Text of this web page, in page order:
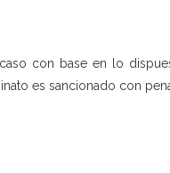
con base en lo
es sancionado con